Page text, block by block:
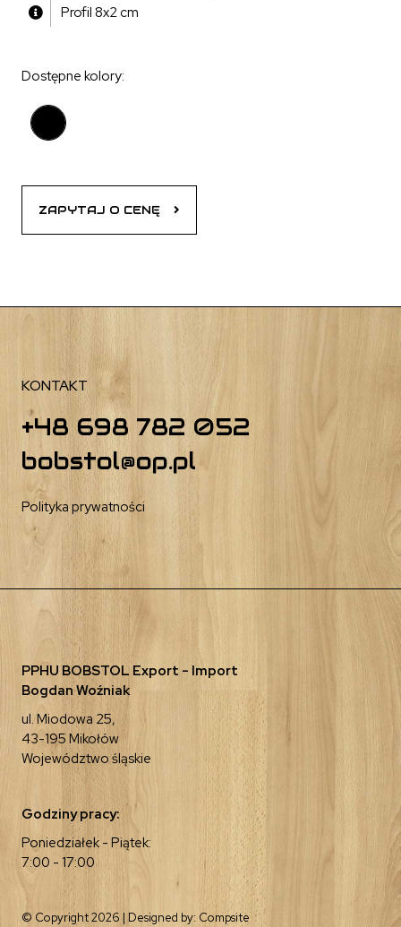
Profil 8x2 cm
Dostępne kolory:
ZAPYTAJ O CENĘ
KONTAKT
+48 698 782 052
bobstol@op.pl
Polityka prywatności
PPHU BOBSTOL Export - Import
Bogdan Woźniak
ul. Miodowa 25,
43-195 Mikołów
Województwo śląskie
Godziny pracy:
Poniedziałek - Piątek:
7:00 - 17:00
© Copyright 2026 | Designed by: Compsite